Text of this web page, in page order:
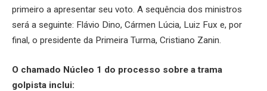
primeiro a apresentar seu voto. A sequência dos ministros
será a seguinte: Flávio Dino, Cármen Lúcia, Luiz Fux e, por
final, o presidente da Primeira Turma, Cristiano Zanin.
O chamado Núcleo 1 do processo sobre a trama
golpista inclui: